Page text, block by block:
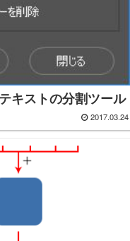
キストの分割ツール
2017.03.24